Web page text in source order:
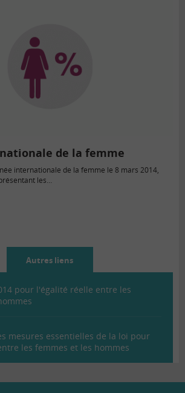
de la femme
internationale de la femme le 8 mars 2014,
les…
Autres liens
pour l'égalité réelle entre les
mesures essentielles de la loi pour
les femmes et les hommes